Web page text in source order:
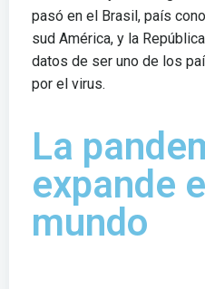
pasó en el Brasil, país
sud América, y la
datos de ser uno de los
por el virus.
La
expande
mundo